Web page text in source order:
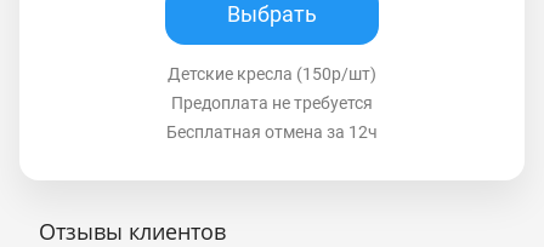
Выбрать
Детские кресла (150р/шт)
Предоплата не требуется
Бесплатная отмена за 12ч
Отзывы клиентов